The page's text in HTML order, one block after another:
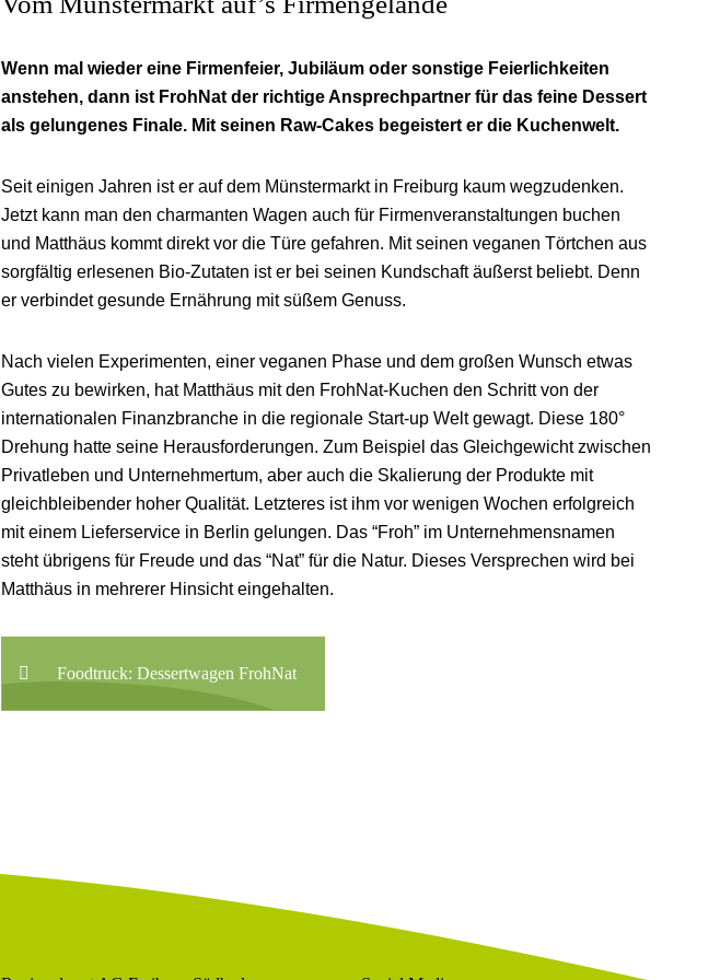
Wenn mal wieder eine Firmenfeier, Jubiläum oder sonstige Feierlichkeiten
anstehen, dann ist FrohNat der richtige Ansprechpartner für das feine Dessert
als gelungenes Finale. Mit seinen Raw-Cakes begeistert er die Kuchenwelt.
Seit einigen Jahren ist er auf dem Münstermarkt in Freiburg kaum wegzudenken.
Jetzt kann man den charmanten Wagen auch für Firmenveranstaltungen buchen
und Matthäus kommt direkt vor die Türe gefahren. Mit seinen veganen Törtchen aus
sorgfältig erlesenen Bio-Zutaten ist er bei seinen Kundschaft äußerst beliebt. Denn
er verbindet gesunde Ernährung mit süßem Genuss.
Nach vielen Experimenten, einer veganen Phase und dem großen Wunsch etwas
Gutes zu bewirken, hat Matthäus mit den FrohNat-Kuchen den Schritt von der
internationalen Finanzbranche in die regionale Start-up Welt gewagt. Diese 180°
Drehung hatte seine Herausforderungen. Zum Beispiel das Gleichgewicht zwischen
Privatleben und Unternehmertum, aber auch die Skalierung der Produkte mit
gleichbleibender hoher Qualität. Letzteres ist ihm vor wenigen Wochen erfolgreich
mit einem Lieferservice in Berlin gelungen. Das “Froh” im Unternehmensnamen
steht übrigens für Freude und das “Nat” für die Natur. Dieses Versprechen wird bei
Matthäus in mehrerer Hinsicht eingehalten.
Foodtruck: Dessertwagen FrohNat